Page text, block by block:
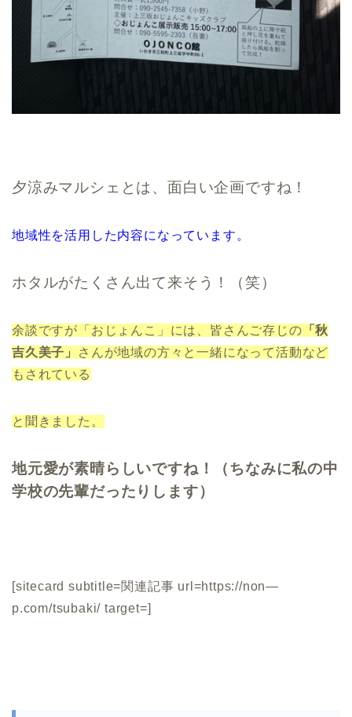
夕涼みマルシェとは、面白い企画ですね！
地域性を活用した内容になっています。
ホタルがたくさん出て来そう！（笑）
余談ですが「おじょんこ」には、皆さんご存じの 「秋
吉久美子」
さんが地域の方々と一緒になって活動など
もされている
と聞きました。
地元愛が素晴らしいですね！（ちなみに私の中
学校の先輩だったりします）
[sitecard subtitle=関連記事 url=https://non—
p.com/tsubaki/ target=]